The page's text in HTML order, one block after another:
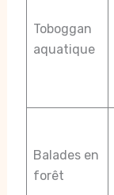
Toboggan
aquatique
Balades en
forêt